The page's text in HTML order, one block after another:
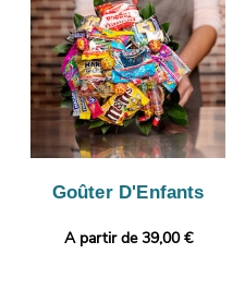
Goûter D'Enfants
A partir de 39,00 €